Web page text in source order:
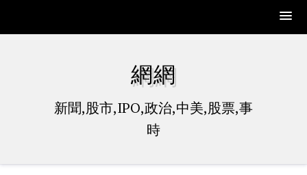
網網
新聞,股市,IPO,政治,中美,股票,事
時